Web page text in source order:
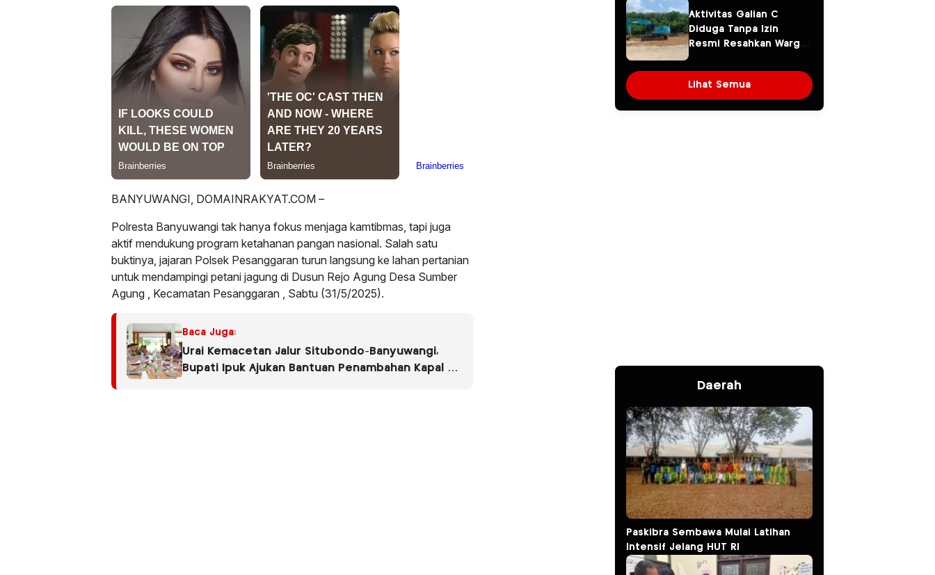
BANYUWANGI, DOMAINRAKYAT.COM –
Polresta Banyuwangi tak hanya fokus menjaga kamtibmas, tapi juga
aktif mendukung program ketahanan pangan nasional. Salah satu
buktinya, jajaran Polsek Pesanggaran turun langsung ke lahan pertanian
untuk mendampingi petani jagung di Dusun Rejo Agung Desa Sumber
Agung , Kecamatan Pesanggaran , Sabtu (31/5/2025).
Baca Juga:
Urai Kemacetan Jalur Situbondo-Banyuwangi,
Bupati Ipuk Ajukan Bantuan Penambahan Kapal di
Aktivitas Galian C
Diduga Tanpa Izin
Resmi Resahkan Warga
Lihat Semua
Daerah
Paskibra Sembawa Mulai Latihan
Intensif Jelang HUT RI